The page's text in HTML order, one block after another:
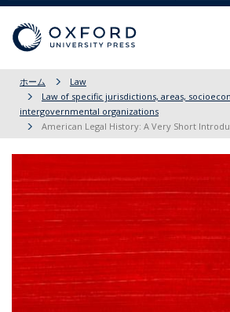
ホーム
Law
Law of specific jurisdictions, areas,
intergovernmental organizations
American Legal History: A Very Short